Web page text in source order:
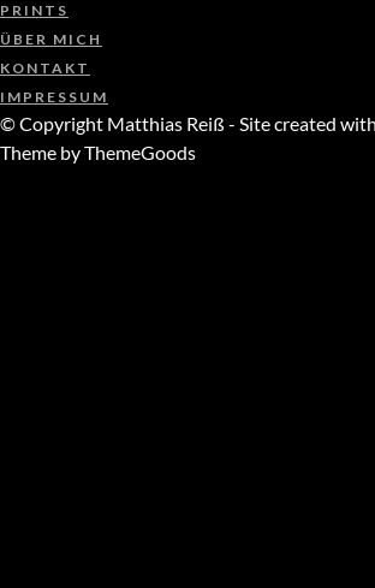
PRINTS
ÜBER MICH
KONTAKT
IMPRESSUM
© Copyright Matthias Reiß - Site created
Theme by ThemeGoods